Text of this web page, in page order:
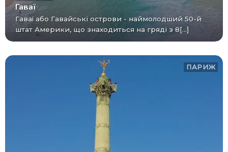
Гаваї
Гаваї або Гавайські острови - наймолодший 50-й
штат Америки, що знаходиться на гряді з 8[...]
ПАРИЖ